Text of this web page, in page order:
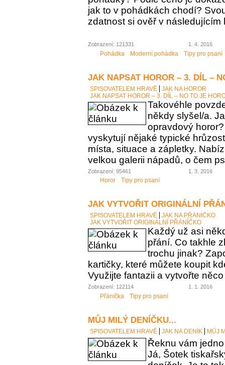
jak to v pohádkách chodí?
zdatnost si ověř v následujícím
Zobrazení: 121331 1. 4. 2016
Pohádka Moderní pohádka Tipy pro psaní
JAK NAPSAT HOROR – 3. DÍL –
SPISOVATELEM HRAVĚ
JAK NA HOROR
JAK NAPSAT HOROR – 3. DÍL – NO TO JE
Takovéhle
někdy slyšel/a.
opravdový
vyskytují nějaké typické
místa, situace a zápletky.
velkou galerii nápadů, o čem
Zobrazení: 95461 1. 3. 2016
Horor Tipy pro psaní
JAK VYTVOŘIT ORIGINÁLNÍ
SPISOVATELEM HRAVĚ
JAK NA PŘÁNÍČKO
JAK VYTVOŘIT ORIGINÁLNÍ PŘÁNÍČKO
Každý už asi
přání. Co takhle
trochu jinak?
kartičky, které můžete koupit
Využijte fantazii a vytvořte
Zobrazení: 122114 1. 1. 2016
Přáníčka Tipy pro psaní
MŮJ MILÝ DENÍČKU...
SPISOVATELEM HRAVĚ JAK NA DENÍK MŮJ
Řeknu vám
Já, Šotek